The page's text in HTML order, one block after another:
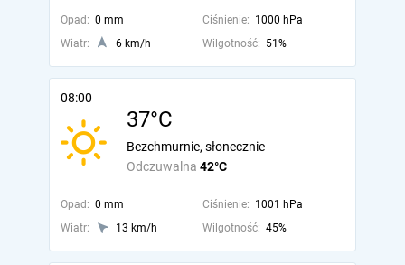
Opad: 0 mm Ciśnienie: 1000 hPa
Wiatr:
6 km/h Wilgotność: 51%
08:00
37°C
Odczuwalna 42°C
Bezchmurnie, słonecznie
Opad: 0 mm Ciśnienie: 1001 hPa
Wiatr:
13 km/h Wilgotność: 45%